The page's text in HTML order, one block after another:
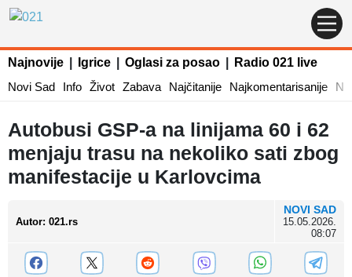
Najnovije Igrice Oglasi za posao
Radio 021 live
Novi Sad
Info Život Zabava Najčitanije Najkomentarisanije
Autobusi GSP-a na linijama 60 i 62
menjaju trasu na nekoliko sati zbog
manifestacije u Karlovcima
Autor: 021.rs
NOVI SAD
15.05.2026.
08:07